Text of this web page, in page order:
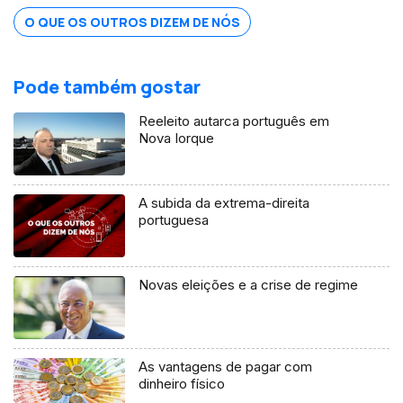
O QUE OS OUTROS DIZEM DE NÓS
Pode também gostar
Reeleito autarca português em
Nova Iorque
A subida da extrema-direita
portuguesa
Novas eleições e a crise de regime
As vantagens de pagar com
dinheiro físico